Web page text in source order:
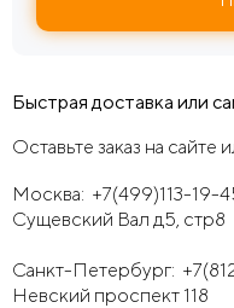
Быстрая доставка или
Оставьте заказ на сайте
Москва: +7(499)113-19-
Сущевский Вал д5, стр8
Санкт-Петербург:
Невский проспект 118